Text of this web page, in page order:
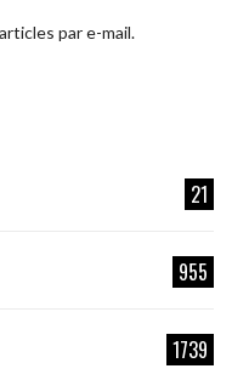
par e-mail.
21
955
1739